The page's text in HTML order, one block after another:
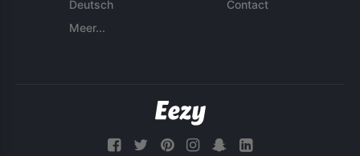
Deutsch
Meer...
Contact